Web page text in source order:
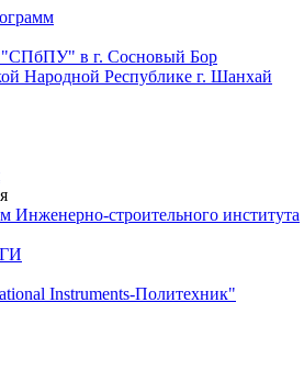
"СПбПУ" в г. Сосновый Бор
Народной Республике г. Шанхай
строительного института
Instruments-Политехник"